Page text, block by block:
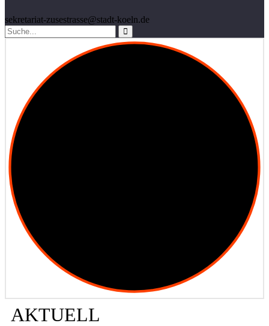
sekretariat-zusestrasse@stadt-koeln.de
AKTUELL